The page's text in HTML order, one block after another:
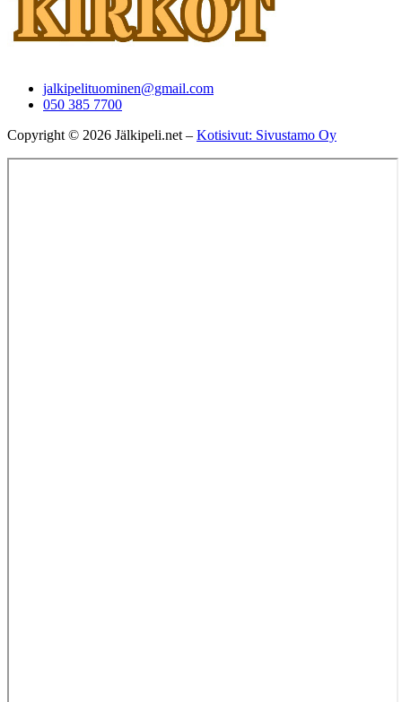
jalkipelituominen@gmail.com
050 385 7700
Copyright © 2026 Jälkipeli.net – Kotisivut: Sivustamo Oy